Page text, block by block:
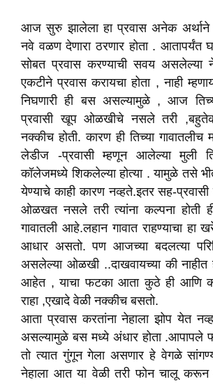
आज सुरु झालेला हा प्रवास अनेक अर्थाने
नवे वळण देणारा ठरणार होता . आतापर्यंत
सोबत प्रवास करण्याची सवय असलेल्या
एकटीने प्रवास करायचा होता , नाही
निघणारी ही बस असल्यामुळे , आज
प्रवासी खूप ओळखीचे नसले तरी
नक्कीच होती. कारण ही तिच्या
लेडीज -प्रवासी म्हणून आलेल्या मुली
कॉलेजमध्ये शिकलेल्या होत्या . यामुळे तसे
येण्याचे काही कारण नव्हते.इतर सह-
ओळखत नसले तरी त्यांना कल्पना होती
गावातली आहे.लहान गावात राहण्याचा हा
आधार असतो. पण आजच्या बदलत्या
असलेल्या ओळखी ..दाखवायच्या की
आहेत , याचा फटका आता कुठे ही आणि
राहा ,एखादे वेळी नक्कीच बसतो.
आता प्रवास करतांना नेहाला झोप येत
असल्यामुळे बस मध्ये अंधार होता
तो त्यात गुंगून गेला असणार हे वेगळे
नेहाला आत या वेळी तरी फोन चालू करून